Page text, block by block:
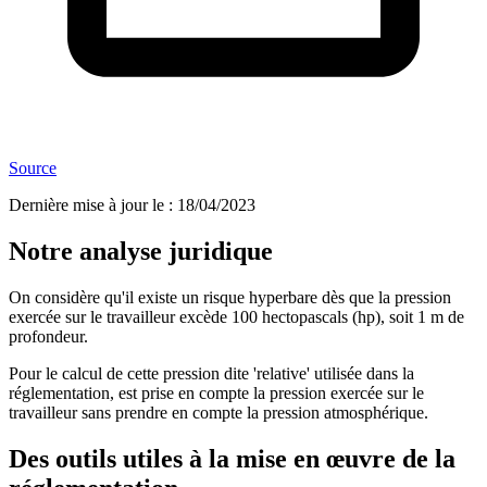
Source
Dernière mise à jour le : 18/04/2023
Notre analyse juridique
On considère qu'il existe un risque hyperbare dès que la pression
exercée sur le travailleur excède 100 hectopascals (hp), soit 1 m de
profondeur.
Pour le calcul de cette pression dite 'relative' utilisée dans la
réglementation, est prise en compte la pression exercée sur le
travailleur sans prendre en compte la pression atmosphérique.
Des outils utiles à la mise en œuvre de la